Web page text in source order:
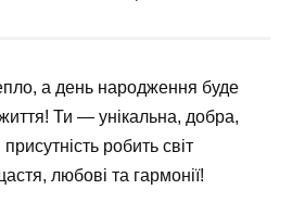
а день народження буде
Ти — унікальна, добра,
робить світ
любові та гармонії!